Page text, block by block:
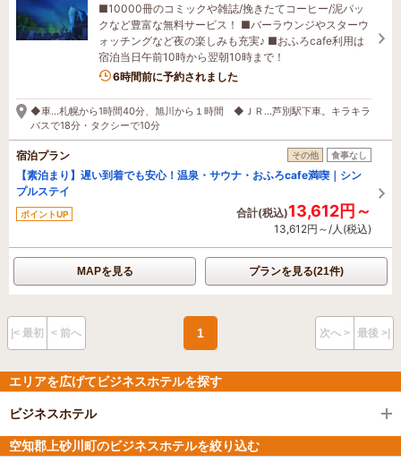
■10000冊のコミックや雑誌/挽きたてコーヒー/泥パッ
クなど豊富な無料サービス！ ■バーラウンジやスターウ
ォッチングなど夜の楽しみも充実♪ ■おふろcafe利用は
宿泊当日午前10時から翌朝10時まで！
6時間前に予約されました
◆車…札幌から1時間40分、旭川から１時間 ◆ＪＲ…芦別駅下車。キラキラ
バスで18分・タクシーで10分
宿泊プラン その他 食事なし
【素泊まり】遅い到着でも安心！温泉・サウナ・おふろcafe満喫｜シン
プルステイ
ポイントUP 合計(税込)13,612円～
13,612円～/人(税込)
MAPを見る プランを見る(21件)
|< 最初 < 前へ 1 次へ > 最後 >|
エリアを広げてビジネスホテルを探す
ビジネスホテル
空知郡上砂川町のビジネスホテルを絞り込む